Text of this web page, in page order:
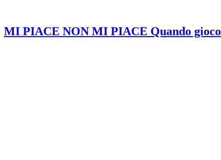
MI PIACE NON MI PIACE Quando gioco